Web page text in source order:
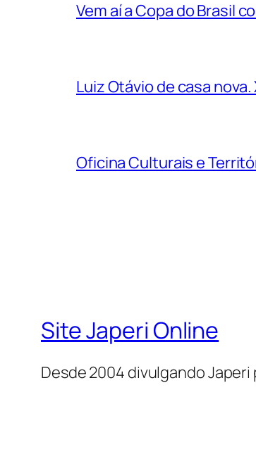
Vem aí a Copa do Brasil
Luiz Otávio de casa
Oficina Culturais e
Site Japeri Online
Desde 2004 divulgando